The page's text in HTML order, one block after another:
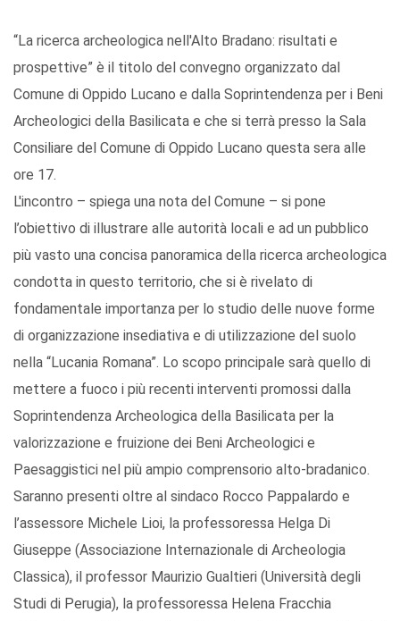
“La ricerca archeologica nell'Alto Bradano: risultati e
prospettive” è il titolo del convegno organizzato dal
Comune di Oppido Lucano e dalla Soprintendenza per i Beni
Archeologici della Basilicata e che si terrà presso la Sala
Consiliare del Comune di Oppido Lucano questa sera alle
ore 17.
L'incontro – spiega una nota del Comune – si pone
l’obiettivo di illustrare alle autorità locali e ad un pubblico
più vasto una concisa panoramica della ricerca archeologica
condotta in questo territorio, che si è rivelato di
fondamentale importanza per lo studio delle nuove forme
di organizzazione insediativa e di utilizzazione del suolo
nella “Lucania Romana”. Lo scopo principale sarà quello di
mettere a fuoco i più recenti interventi promossi dalla
Soprintendenza Archeologica della Basilicata per la
valorizzazione e fruizione dei Beni Archeologici e
Paesaggistici nel più ampio comprensorio alto-bradanico.
Saranno presenti oltre al sindaco Rocco Pappalardo e
l’assessore Michele Lioi, la professoressa Helga Di
Giuseppe (Associazione Internazionale di Archeologia
Classica), il professor Maurizio Gualtieri (Università degli
Studi di Perugia), la professoressa Helena Fracchia